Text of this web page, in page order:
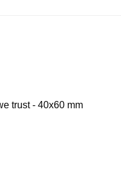
trust - 40x60 mm